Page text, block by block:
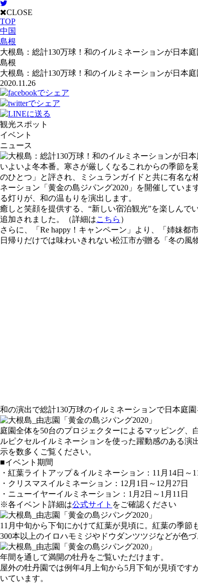
CLOSE
TOP
中国
島根
大根島：総計130万球！和のイルミネーションが日本
島根
大根島：総計130万球！和のイルミネーションが日本
2020.11.26
観光スポット
イベント
ニュース
いよいよ冬本番。寒さが厳しくなるこれからの季節
のひとつ」と評され、ミシュランガイドと共に有名な
ネーション「黄金の島ジパング2020」を開催してい
る灯りが、和の温もりを演出します。
癒しと笑顔を提供する、“新しい宿泊観光”を楽しんで
追加されました。（詳細はこちら ）
さらに、「Re happy！キャンペーン」より、「姉妹都
日帰りだけでは味わいきれない松江市が贈る「冬の風
和の演出で総計130万球のイルミネーションで日本庭園
庭園全体を50台のプロジェクターによるマッピング
ルピクセルイルミネーションを使った躍動感のある
示を数多くご覧ください。
■イベント期間
・紅葉ライトアップ＆イルミネーション：11月14日～
・クリスマスイルミネーション：12月1日～12月27日
・ニューイヤーイルミネーション：1月2日～1月11日
※各イベント詳細は公式サイト をご確認ください
11月中旬から下旬にかけて紅葉が見頃に。紅葉の季節
300本以上のイロハモミジやドウダンツツジなどが色
年間を通して満開の牡丹をご覧いただけます。
屋外の牡丹園では例年4月上旬から5月下旬が見頃で
いています。